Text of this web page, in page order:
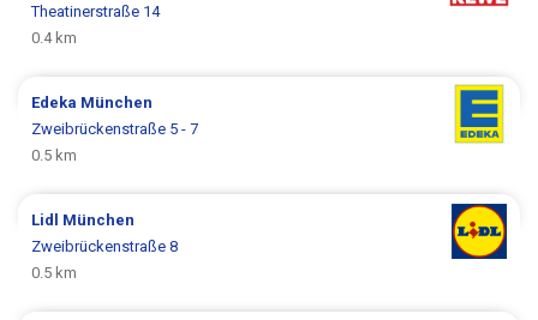
Theatinerstraße 14
0.4 km
Edeka München
Zweibrückenstraße 5 - 7
0.5 km
Lidl München
Zweibrückenstraße 8
0.5 km